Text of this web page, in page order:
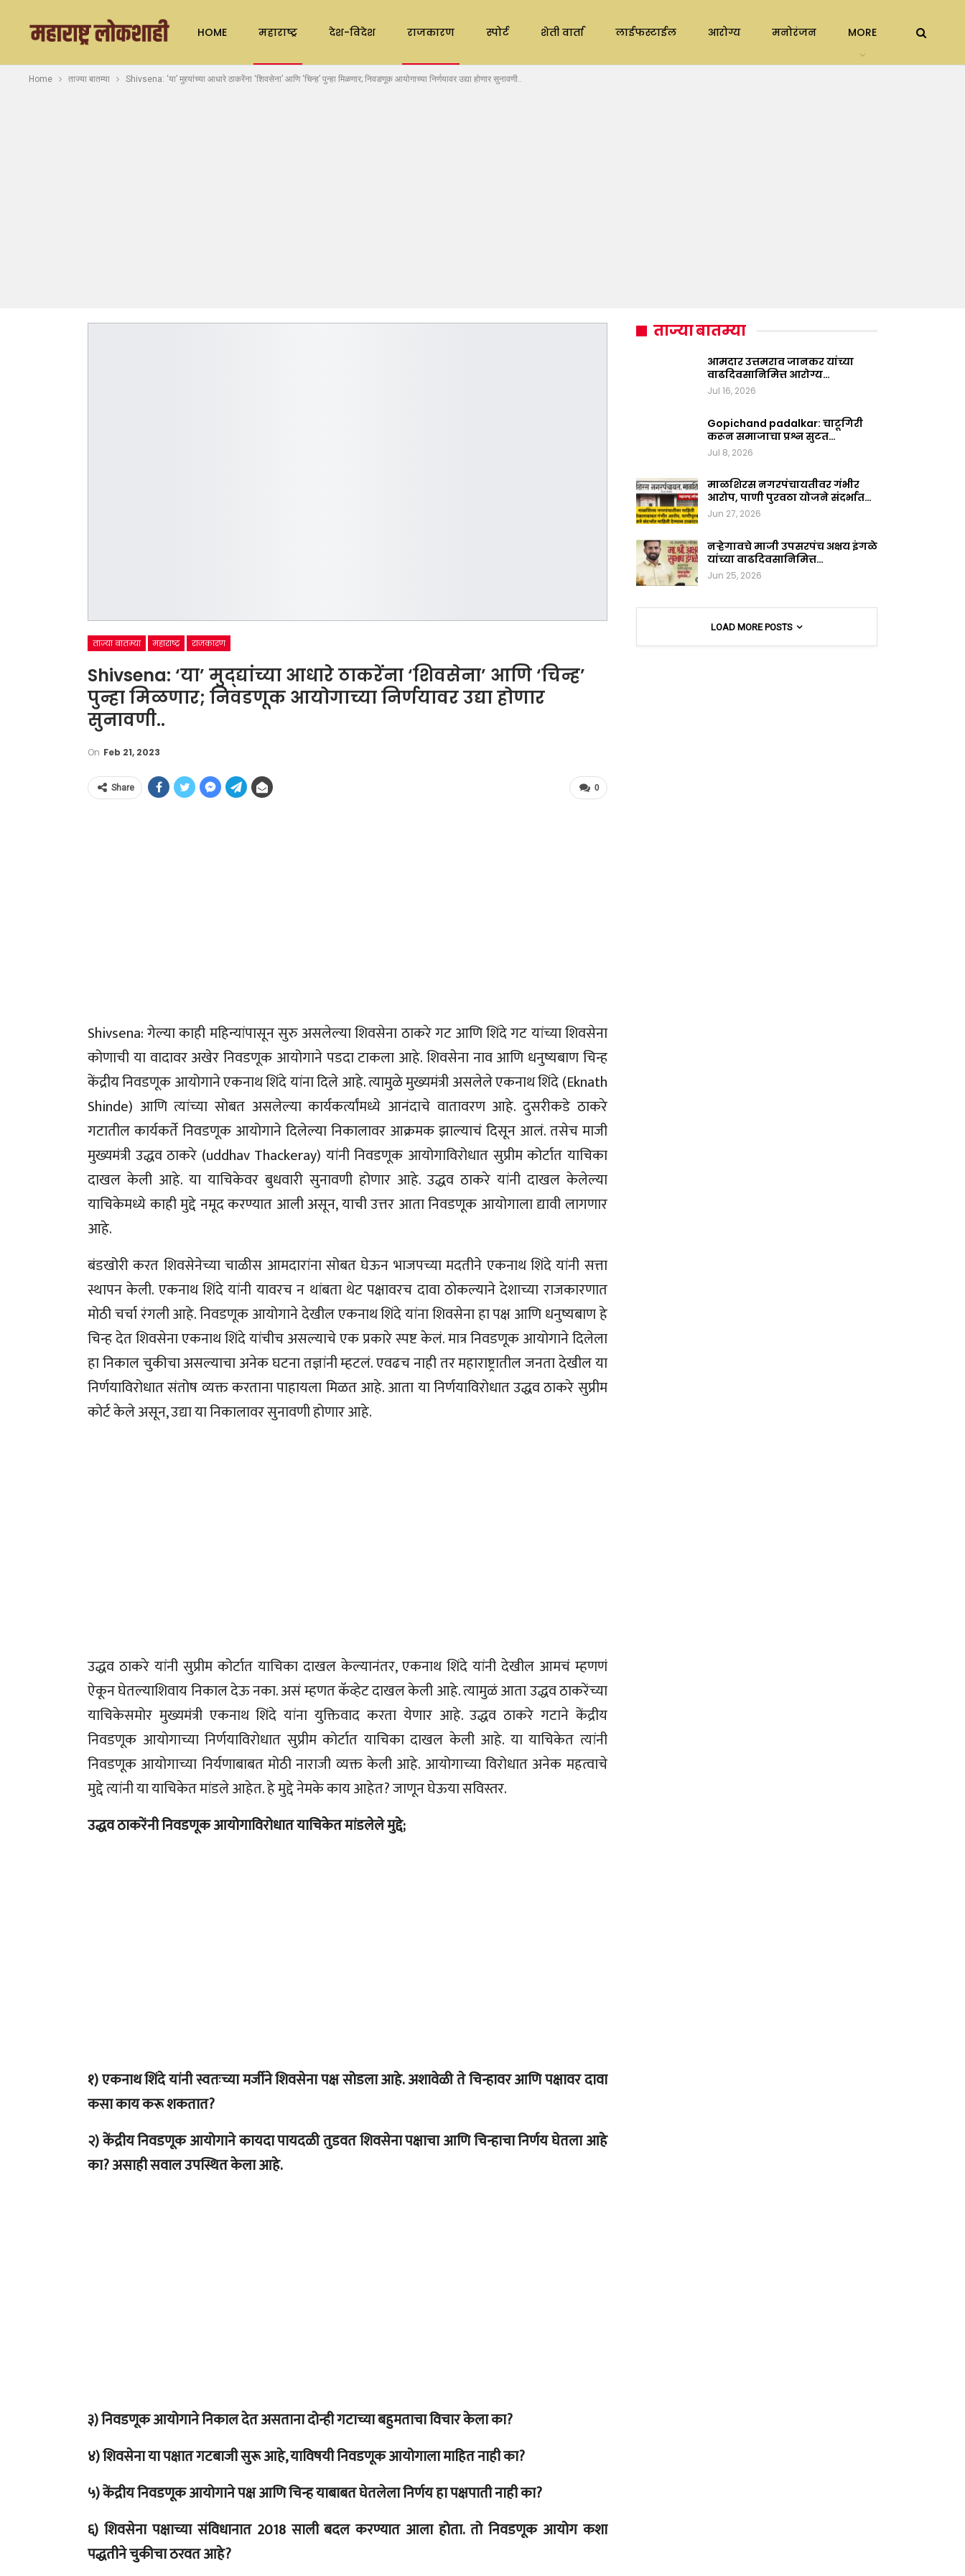
HOME महाराष्ट्र देश-विदेश राजकारण स्पोर्ट शेती वार्ता लाईफस्टाईल आरोग्य मनोरंजन MORE
Home ताज्या बातम्या Shivsena: ‘या’ मुद्द्यांच्या आधारे ठाकरेंना ‘शिवसेना’ आणि ‘चिन्ह’ पुन्हा मिळणार; निवडणूक आयोगाच्या निर्णयावर उद्या होणार सुनावणी..
ताज्या बातम्या महाराष्ट्र राजकारण
Shivsena: ‘या’ मुद्द्यांच्या आधारे ठाकरेंना ‘शिवसेना’ आणि ‘चिन्ह’
पुन्हा मिळणार; निवडणूक आयोगाच्या निर्णयावर उद्या होणार
सुनावणी..
On Feb 21, 2023
0
Share
Shivsena: गेल्या काही महिन्यांपासून सुरु असलेल्या शिवसेना ठाकरे गट आणि शिंदे गट यांच्या शिवसेना
कोणाची या वादावर अखेर निवडणूक आयोगाने पडदा टाकला आहे. शिवसेना नाव आणि धनुष्यबाण चिन्ह
केंद्रीय निवडणूक आयोगाने एकनाथ शिंदे यांना दिले आहे. त्यामुळे मुख्यमंत्री असलेले एकनाथ शिंदे (Eknath
Shinde) आणि त्यांच्या सोबत असलेल्या कार्यकर्त्यांमध्ये आनंदाचे वातावरण आहे. दुसरीकडे ठाकरे
गटातील कार्यकर्ते निवडणूक आयोगाने दिलेल्या निकालावर आक्रमक झाल्याचं दिसून आलं. तसेच माजी
मुख्यमंत्री उद्धव ठाकरे (uddhav Thackeray) यांनी निवडणूक आयोगाविरोधात सुप्रीम कोर्टात याचिका
दाखल केली आहे. या याचिकेवर बुधवारी सुनावणी होणार आहे. उद्धव ठाकरे यांनी दाखल केलेल्या
याचिकेमध्ये काही मुद्दे नमूद करण्यात आली असून, याची उत्तर आता निवडणूक आयोगाला द्यावी लागणार
आहे.
बंडखोरी करत शिवसेनेच्या चाळीस आमदारांना सोबत घेऊन भाजपच्या मदतीने एकनाथ शिंदे यांनी सत्ता
स्थापन केली. एकनाथ शिंदे यांनी यावरच न थांबता थेट पक्षावरच दावा ठोकल्याने देशाच्या राजकारणात
मोठी चर्चा रंगली आहे. निवडणूक आयोगाने देखील एकनाथ शिंदे यांना शिवसेना हा पक्ष आणि धनुष्यबाण हे
चिन्ह देत शिवसेना एकनाथ शिंदे यांचीच असल्याचे एक प्रकारे स्पष्ट केलं. मात्र निवडणूक आयोगाने दिलेला
हा निकाल चुकीचा असल्याचा अनेक घटना तज्ञांनी म्हटलं. एवढच नाही तर महाराष्ट्रातील जनता देखील या
निर्णयाविरोधात संतोष व्यक्त करताना पाहायला मिळत आहे. आता या निर्णयाविरोधात उद्धव ठाकरे सुप्रीम
कोर्ट केले असून, उद्या या निकालावर सुनावणी होणार आहे.
उद्धव ठाकरे यांनी सुप्रीम कोर्टात याचिका दाखल केल्यानंतर, एकनाथ शिंदे यांनी देखील आमचं म्हणणं
ऐकून घेतल्याशिवाय निकाल देऊ नका. असं म्हणत कॅव्हेट दाखल केली आहे. त्यामुळं आता उद्धव ठाकरेंच्या
याचिकेसमोर मुख्यमंत्री एकनाथ शिंदे यांना युक्तिवाद करता येणार आहे. उद्धव ठाकरे गटाने केंद्रीय
निवडणूक आयोगाच्या निर्णयाविरोधात सुप्रीम कोर्टात याचिका दाखल केली आहे. या याचिकेत त्यांनी
निवडणूक आयोगाच्या निर्यणाबाबत मोठी नाराजी व्यक्त केली आहे. आयोगाच्या विरोधात अनेक महत्वाचे
मुद्दे त्यांनी या याचिकेत मांडले आहेत. हे मुद्दे नेमके काय आहेत? जाणून घेऊया सविस्तर.
उद्धव ठाकरेंनी निवडणूक आयोगाविरोधात याचिकेत मांडलेले मुद्दे;
१) एकनाथ शिंदे यांनी स्वतःच्या मर्जीने शिवसेना पक्ष सोडला आहे. अशावेळी ते चिन्हावर आणि पक्षावर दावा
कसा काय करू शकतात?
२) केंद्रीय निवडणूक आयोगाने कायदा पायदळी तुडवत शिवसेना पक्षाचा आणि चिन्हाचा निर्णय घेतला आहे
का? असाही सवाल उपस्थित केला आहे.
३) निवडणूक आयोगाने निकाल देत असताना दोन्ही गटाच्या बहुमताचा विचार केला का?
४) शिवसेना या पक्षात गटबाजी सुरू आहे, याविषयी निवडणूक आयोगाला माहित नाही का?
५) केंद्रीय निवडणूक आयोगाने पक्ष आणि चिन्ह याबाबत घेतलेला निर्णय हा पक्षपाती नाही का?
६) शिवसेना पक्षाच्या संविधानात 2018 साली बदल करण्यात आला होता. तो निवडणूक आयोग कशा
पद्धतीने चुकीचा ठरवत आहे?
ताज्या बातम्या
आमदार उत्तमराव जानकर यांच्या
वाढदिवसानिमित्त आरोग्य…
Jul 16, 2026
Gopichand padalkar: चाटूगिरी
करून समाजाचा प्रश्न सुटत…
Jul 8, 2026
माळशिरस नगरपंचायतीवर गंभीर
आरोप, पाणी पुरवठा योजने संदर्भात…
Jun 27, 2026
नऱ्हेगावचे माजी उपसरपंच अक्षय इंगळे
यांच्या वाढदिवसानिमित्त…
Jun 25, 2026
LOAD MORE POSTS